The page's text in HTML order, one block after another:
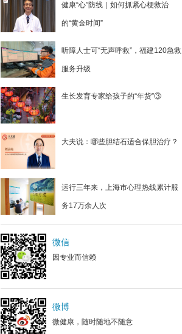
健康“心”防线｜如何抓紧心梗救治
的“黄金时间”
听障人士可“无声呼救”，福建120急救
服务升级
生长发育专家给孩子的“年货”③
大夫说：哪些胆结石适合保胆治疗？
运行三年来，上海市心理热线累计服
务17万余人次
微信
因专业而信赖
微博
微健康，随时随地不随意